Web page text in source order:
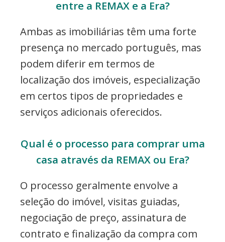
entre a REMAX e a Era?
Ambas as imobiliárias têm uma forte
presença no mercado português, mas
podem diferir em termos de
localização dos imóveis, especialização
em certos tipos de propriedades e
serviços adicionais oferecidos.
Qual é o processo para comprar uma
casa através da REMAX ou Era?
O processo geralmente envolve a
seleção do imóvel, visitas guiadas,
negociação de preço, assinatura de
contrato e finalização da compra com